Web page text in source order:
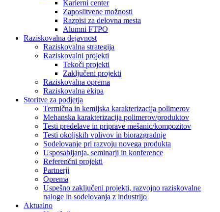
Karierni center
Zaposlitvene možnosti
Razpisi za delovna mesta
Alumni FTPO
Raziskovalna dejavnost
Raziskovalna strategija
Raziskovalni projekti
Tekoči projekti
Zaključeni projekti
Raziskovalna oprema
Raziskovalna ekipa
Storitve za podjetja
Termična in kemijska karakterizacija polimerov
Mehanska karakterizacija polimerov/produktov
Testi predelave in priprave mešanic/kompozitov
Testi okoljskih vplivov in biorazgradnje
Sodelovanje pri razvoju novega produkta
Usposabljanja, seminarji in konference
Referenčni projekti
Partnerji
Oprema
Uspešno zaključeni projekti, razvojno raziskovalne
naloge in sodelovanja z industrijo
Aktualno